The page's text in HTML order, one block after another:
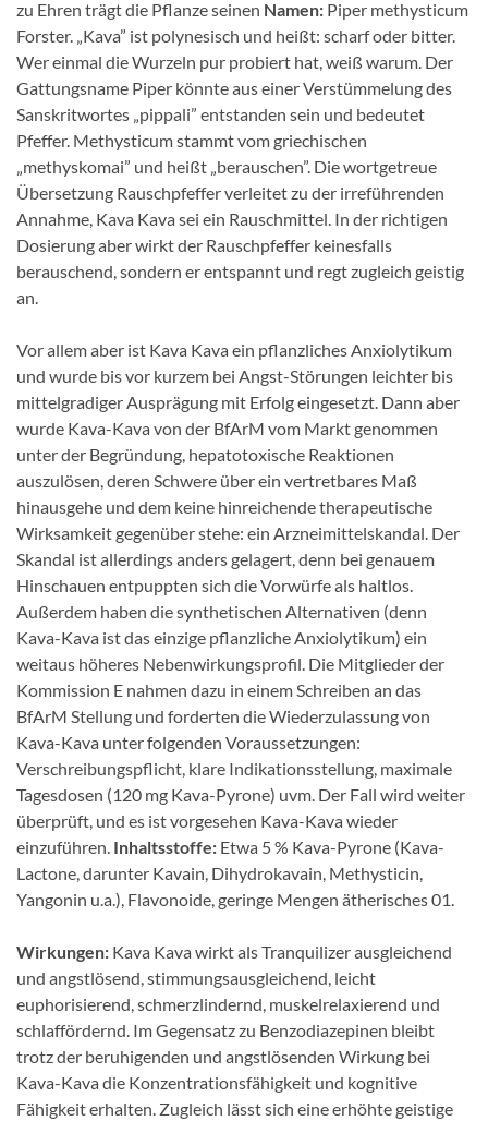
zu Ehren trägt die Pflanze seinen Namen: Piper methysticum
Fors­ter. „Kava” ist polynesisch und heißt: scharf oder bitter.
Wer einmal die Wurzeln pur probiert hat, weiß warum. Der
Gattungsname Piper könnte aus einer Verstümmelung des
Sanskritwortes „pippali” entstanden sein und bedeutet
Pfeffer. Methysticum stammt vom griechischen
„methyskomai” und heißt „berauschen”. Die wortgetreue
Übersetzung Rauschpfeffer verleitet zu der irreführenden
An­nahme, Kava Kava sei ein Rauschmittel. In der richtigen
Dosierung aber wirkt der Rauschpfeffer kei­nesfalls
berauschend, sondern er entspannt und regt zugleich geistig
an.
Vor allem aber ist Kava Kava ein pflanzliches Anxiolytikum
und wurde bis vor kurzem bei Angst-Störungen leichter bis
mittelgradiger Ausprägung mit Erfolg eingesetzt. Dann aber
wurde Kava-Kava von der BfArM vom Markt genommen
unter der Begründung, hepatotoxische Reaktionen
auszulösen, deren Schwere über ein vertretbares Maß
hinausgehe und dem keine hinreichende therapeutische
Wirksamkeit gegenüber stehe: ein Arzneimittelskandal. Der
Skandal ist allerdings anders gelagert, denn bei genauem
Hinschauen entpuppten sich die Vorwürfe als haltlos.
Außerdem haben die synthe­tischen Alternativen (denn
Kava-Kava ist das einzige pflanzliche Anxiolytikum) ein
weitaus höheres Nebenwirkungsprofil. Die Mitglieder der
Kommission E nahmen dazu in einem Schreiben an das
BfArM Stellung und forderten die Wiederzulassung von
Kava-Kava unter folgenden Voraussetzungen:
Verschreibungspflicht, klare Indikationsstellung, maximale
Tagesdosen (120 mg Kava-Pyrone) uvm. Der Fall wird weiter
überprüft, und es ist vorgesehen Kava-Kava wieder
einzuführen. Inhaltsstoffe: Etwa 5 % Kava-Pyrone (Kava-
Lactone, darunter Kavain, Dihydrokavain, Methysticin,
Yangonin u.a.), Flavonoide, geringe Mengen ätherisches 01.
Wirkungen: Kava Kava wirkt als Tranquilizer ausgleichend
und angstlösend, stimmungsausglei­chend, leicht
euphorisierend, schmerzlindernd, muskelrelaxierend und
schlaffördernd. Im Gegensatz zu Benzodiazepinen bleibt
trotz der beruhigenden und angstlösenden Wirkung bei
Kava-Kava die Konzentrationsfähigkeit und kognitive
Fähigkeit erhalten. Zugleich lässt sich eine erhöhte geistige